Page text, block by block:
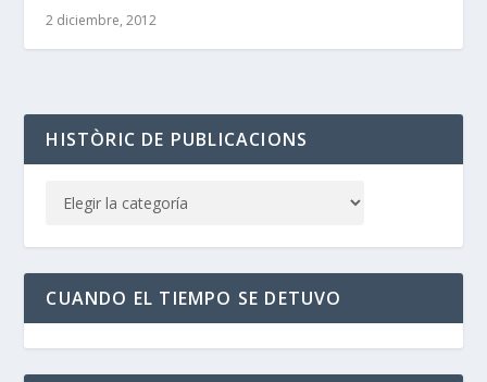
2 diciembre, 2012
HISTÒRIC DE PUBLICACIONS
CUANDO EL TIEMPO SE DETUVO